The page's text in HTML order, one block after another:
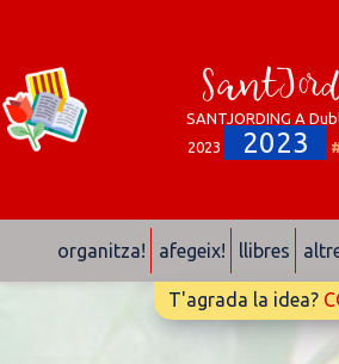
SANTJORDING A
2023
2023
organitza! afegeix! llibres
T'agrada la idea?